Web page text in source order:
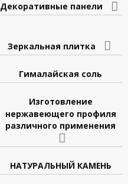
Декоративные панели
Зеркальная плитка
Гималайская соль
Изготовление
нержавеющего профиля
различного применения
НАТУРАЛЬНЫЙ КАМЕНЬ